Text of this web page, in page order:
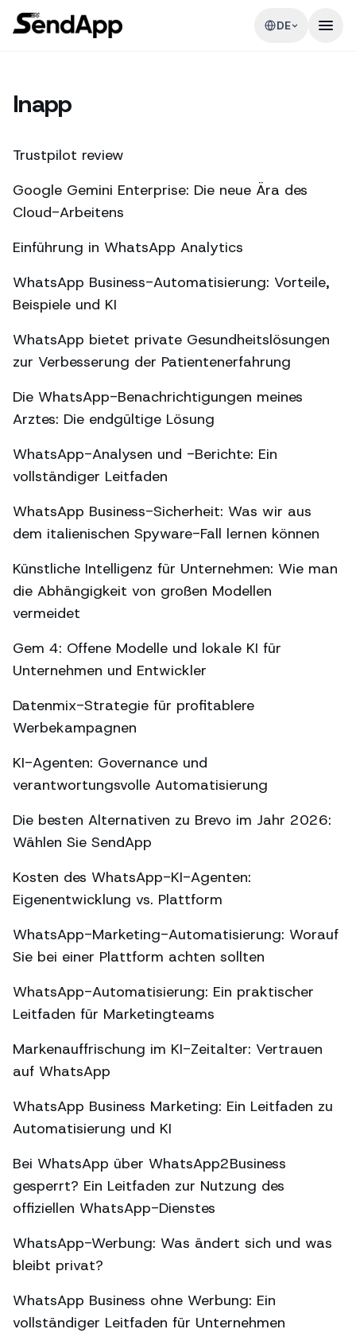
DE
Inapp
Trustpilot review
Google Gemini Enterprise: Die neue Ära des
Cloud-Arbeitens
Einführung in WhatsApp Analytics
WhatsApp Business-Automatisierung: Vorteile,
Beispiele und KI
WhatsApp bietet private Gesundheitslösungen
zur Verbesserung der Patientenerfahrung
Die WhatsApp-Benachrichtigungen meines
Arztes: Die endgültige Lösung
WhatsApp-Analysen und -Berichte: Ein
vollständiger Leitfaden
WhatsApp Business-Sicherheit: Was wir aus
dem italienischen Spyware-Fall lernen können
Künstliche Intelligenz für Unternehmen: Wie man
die Abhängigkeit von großen Modellen
vermeidet
Gem 4: Offene Modelle und lokale KI für
Unternehmen und Entwickler
Datenmix-Strategie für profitablere
Werbekampagnen
KI-Agenten: Governance und
verantwortungsvolle Automatisierung
Die besten Alternativen zu Brevo im Jahr 2026:
Wählen Sie SendApp
Kosten des WhatsApp-KI-Agenten:
Eigenentwicklung vs. Plattform
WhatsApp-Marketing-Automatisierung: Worauf
Sie bei einer Plattform achten sollten
WhatsApp-Automatisierung: Ein praktischer
Leitfaden für Marketingteams
Markenauffrischung im KI-Zeitalter: Vertrauen
auf WhatsApp
WhatsApp Business Marketing: Ein Leitfaden zu
Automatisierung und KI
Bei WhatsApp über WhatsApp2Business
gesperrt? Ein Leitfaden zur Nutzung des
offiziellen WhatsApp-Dienstes
WhatsApp-Werbung: Was ändert sich und was
bleibt privat?
WhatsApp Business ohne Werbung: Ein
vollständiger Leitfaden für Unternehmen